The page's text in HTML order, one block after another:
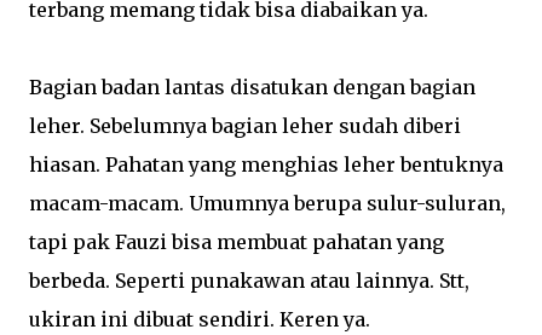
terbang memang tidak bisa diabaikan ya.
Bagian badan lantas disatukan dengan bagian
leher. Sebelumnya bagian leher sudah diberi
hiasan. Pahatan yang menghias leher bentuknya
macam-macam. Umumnya berupa sulur-suluran,
tapi pak Fauzi bisa membuat pahatan yang
berbeda. Seperti punakawan atau lainnya. Stt,
ukiran ini dibuat sendiri. Keren ya.